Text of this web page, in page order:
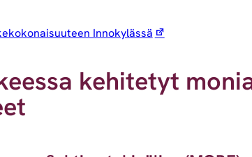
Innokylässä
kehitetyt